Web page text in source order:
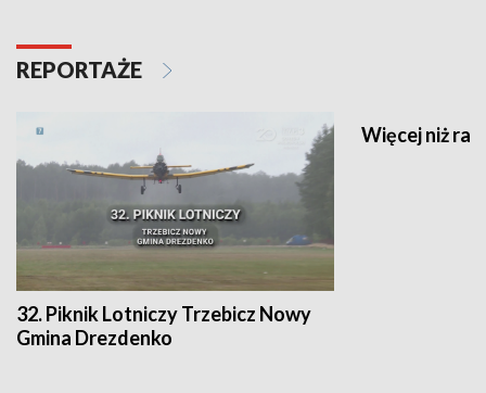
REPORTAŻE
32. Piknik Lotniczy Trzebicz Nowy
Gmina Drezdenko
Więcej niż rajd